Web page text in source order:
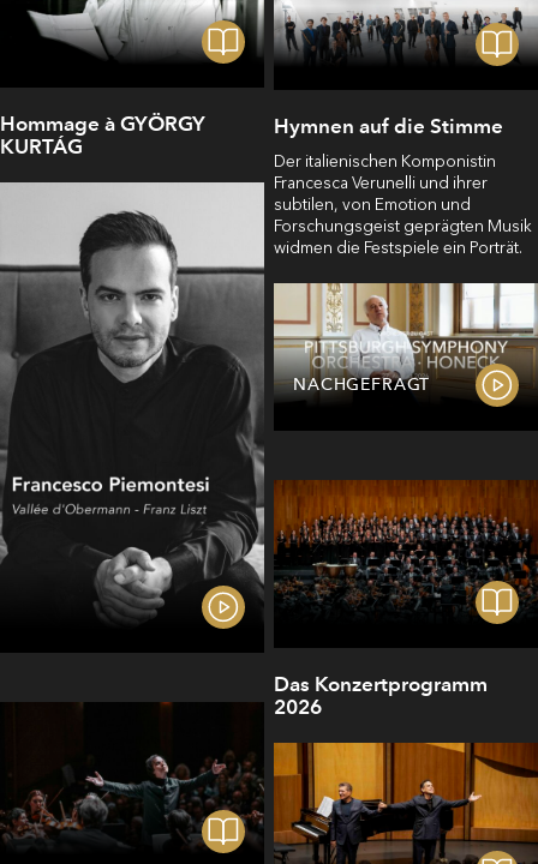
Hommage à GYÖRGY
KURTÁG
Hymnen auf die Stimme
Der italienischen Komponistin
Francesca Verunelli und ihrer
subtilen, von Emotion und
Forschungsgeist geprägten Musik
widmen die Festspiele ein Porträt.
NACHGEFRAGT
Das Konzertprogramm
2026